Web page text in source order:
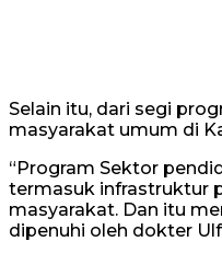
Selain itu, dari segi
masyarakat umum di
“Program Sektor
termasuk infrastruktur
masyarakat. Dan itu
dipenuhi oleh dokter